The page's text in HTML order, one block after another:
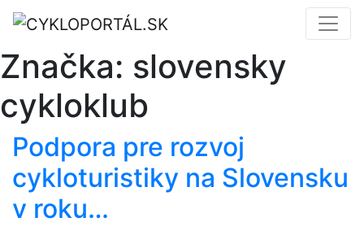
Značka: slovensky
cykloklub
Podpora pre rozvoj
cykloturistiky na Slovensku
v roku…